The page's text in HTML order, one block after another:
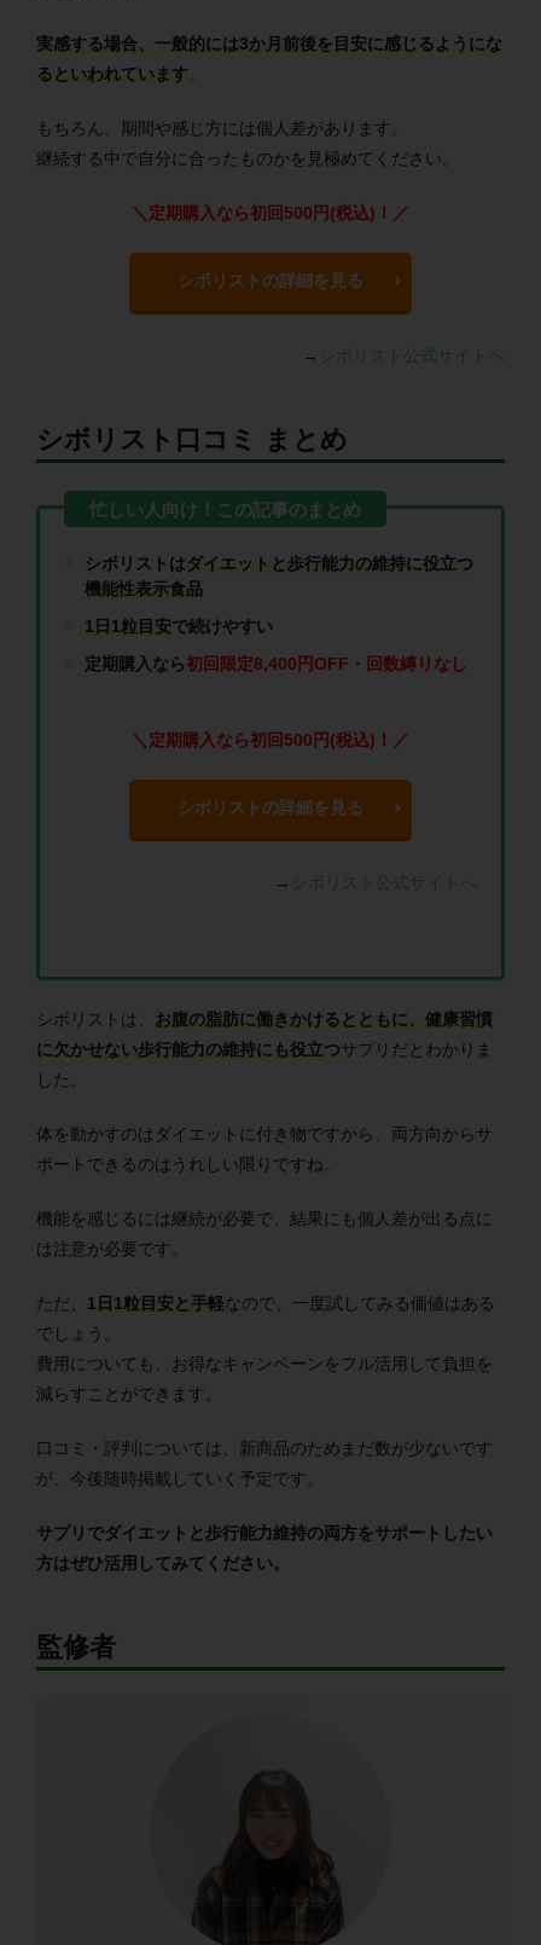
実感する場合、一般的には3か月前後を目安に感じるようにな
るといわれています
もちろん、期間や感じ方には個人差があります。
継続する中で自分に合ったものかを見極めてください。
＼定期購入なら初回500円(税込)！／
シボリストの詳細を見る
→ シボリスト公式サイトへ
シボリスト口コミ まとめ
シボリストはダイエットと歩行能力の維持に役立つ
機能性表示食品
1日1粒目安で続けやすい
定期購入なら初回限定8,400円OFF・回数縛りなし
＼定期購入なら初回500円(税込)！／
シボリストの詳細を見る
→ シボリスト公式サイトへ
シボリストは、 お腹の脂肪に働きかけるとともに、健康習慣
に欠かせない歩行能力の維持にも役立つサプリだとわかりま
した。
体を動かすのは ダイエットに付き物ですから、両方向からサ
ポートできるのはうれしい限りですね。
機能を感じるには継続が必要で、結果にも個人差が出る点に
は注意が必要です。
ただ、 1日1粒目安と手軽なので、一度試してみる価値はある
でしょう。
費用についても、お得なキャンペーンをフル活用して負担を
減らすことができます。
口コミ・評判については、新商品のためまだ数が少ないです
が、今後随時掲載していく予定です。
サプリでダイエットと歩行能力維持の両方をサポートしたい
方はぜひ活用してみてください。
監修者